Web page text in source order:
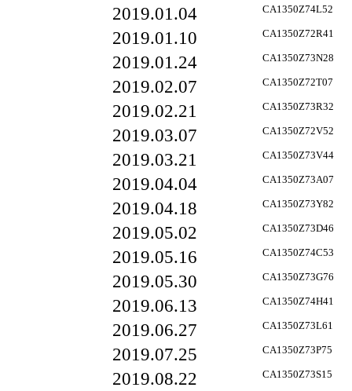
2019.01.04 CA1350Z74L52
2019.01.10 CA1350Z72R41
2019.01.24 CA1350Z73N28
2019.02.07 CA1350Z72T07
2019.02.21 CA1350Z73R32
2019.03.07 CA1350Z72V52
2019.03.21 CA1350Z73V44
2019.04.04 CA1350Z73A07
2019.04.18 CA1350Z73Y82
2019.05.02 CA1350Z73D46
2019.05.16 CA1350Z74C53
2019.05.30 CA1350Z73G76
2019.06.13 CA1350Z74H41
2019.06.27 CA1350Z73L61
2019.07.25 CA1350Z73P75
2019.08.22 CA1350Z73S15